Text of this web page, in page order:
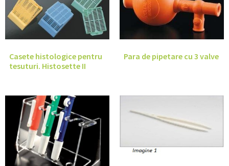
Casete histologice pentru
tesuturi. Histosette II
Para de pipetare cu 3 valve